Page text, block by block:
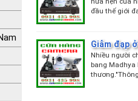
đầu thế giới
Giẫm đạp
Nhiều người
bang